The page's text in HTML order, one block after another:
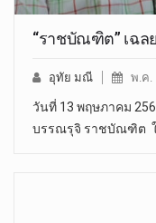
“ราชบัณฑิต” เฉล
อุทัย มณี พ.ค.
วันที่ 13 พฤษภาคม
บรรณรุจิ ราชบัณฑิต ใ